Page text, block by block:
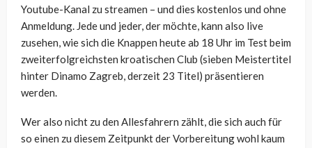
Youtube-Kanal zu streamen – und dies kostenlos und ohne
Anmeldung. Jede und jeder, der möchte, kann also live
zusehen, wie sich die Knappen heute ab 18 Uhr im Test beim
zweiterfolgreichsten kroatischen Club (sieben Meistertitel
hinter Dinamo Zagreb, derzeit 23 Titel) präsentieren
werden.
Wer also nicht zu den Allesfahrern zählt, die sich auch für
so einen zu diesem Zeitpunkt der Vorbereitung wohl kaum